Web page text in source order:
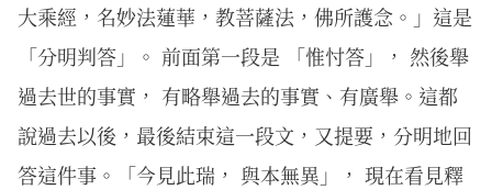
大乘經，名妙法蓮華，教菩薩法，佛所護念。」這是
「分明判答」。 前面第一段是 「惟忖答」， 然後舉
過去世的事實， 有略舉過去的事實、有廣舉。這都
說過去以後，最後結束這一段文，又提要，分明地回
答這件事。「今見此瑞， 與本無異」， 現在看見釋